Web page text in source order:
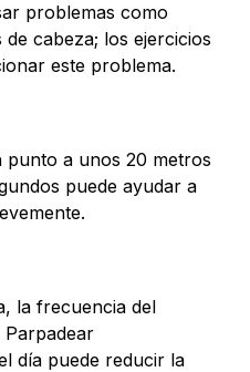
problemas como
cabeza; los ejercicios
este problema.
punto a unos 20 metros
puede ayudar a
la frecuencia del
Parpadear
día puede reducir la